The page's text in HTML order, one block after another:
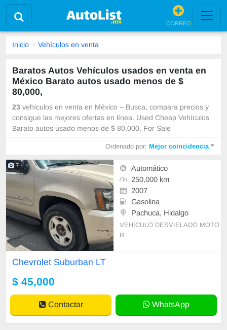
CORREO
Inicio Vehículos en venta
Baratos Autos Vehículos usados en venta en
México Barato autos usado menos de $
80,000,
23 vehículos en venta en México – Busca, compara precios y
consigue las mejores ofertas en línea. Used Cheap Vehículos
Barato autos usado menos de $ 80,000, For Sale
Ordenado por:Mejor coincidencia
7
Automático
250,000 km
2007
Gasolina
Pachuca, Hidalgo
VEHÍCULO DESVIELADO MOTO
R
Chevrolet Suburban LT
$ 45,000
Contactar WhatsApp